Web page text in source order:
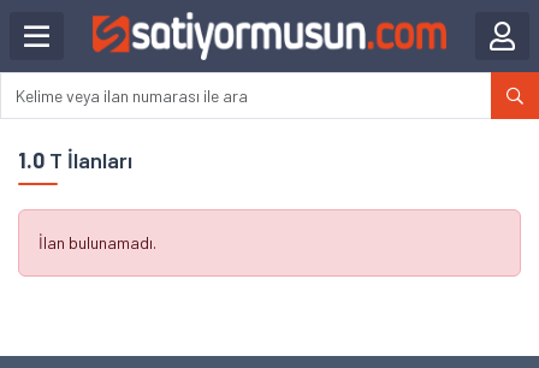
1.0 T İlanları
İlan bulunamadı.